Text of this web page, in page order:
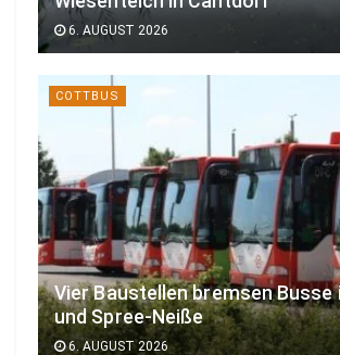
6. AUGUST 2026
COTTBUS
Vier Baustellen bremsen
und Spree-Neiße
6. AUGUST 2026